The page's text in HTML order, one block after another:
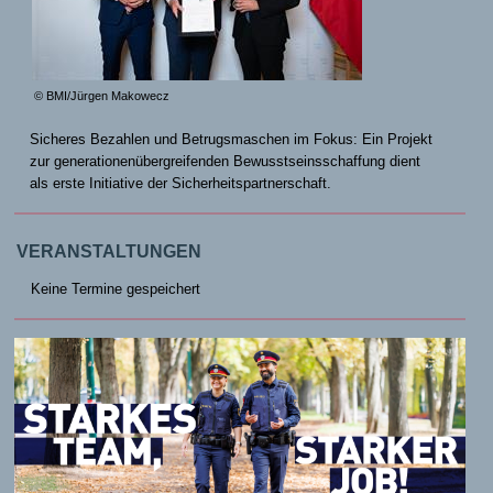
© BMI/Jürgen Makowecz
Sicheres Bezahlen und Betrugsmaschen im Fokus: Ein Projekt
zur generationenübergreifenden Bewusstseinsschaffung dient
als erste Initiative der Sicherheitspartnerschaft.
VERANSTALTUNGEN
Keine Termine gespeichert